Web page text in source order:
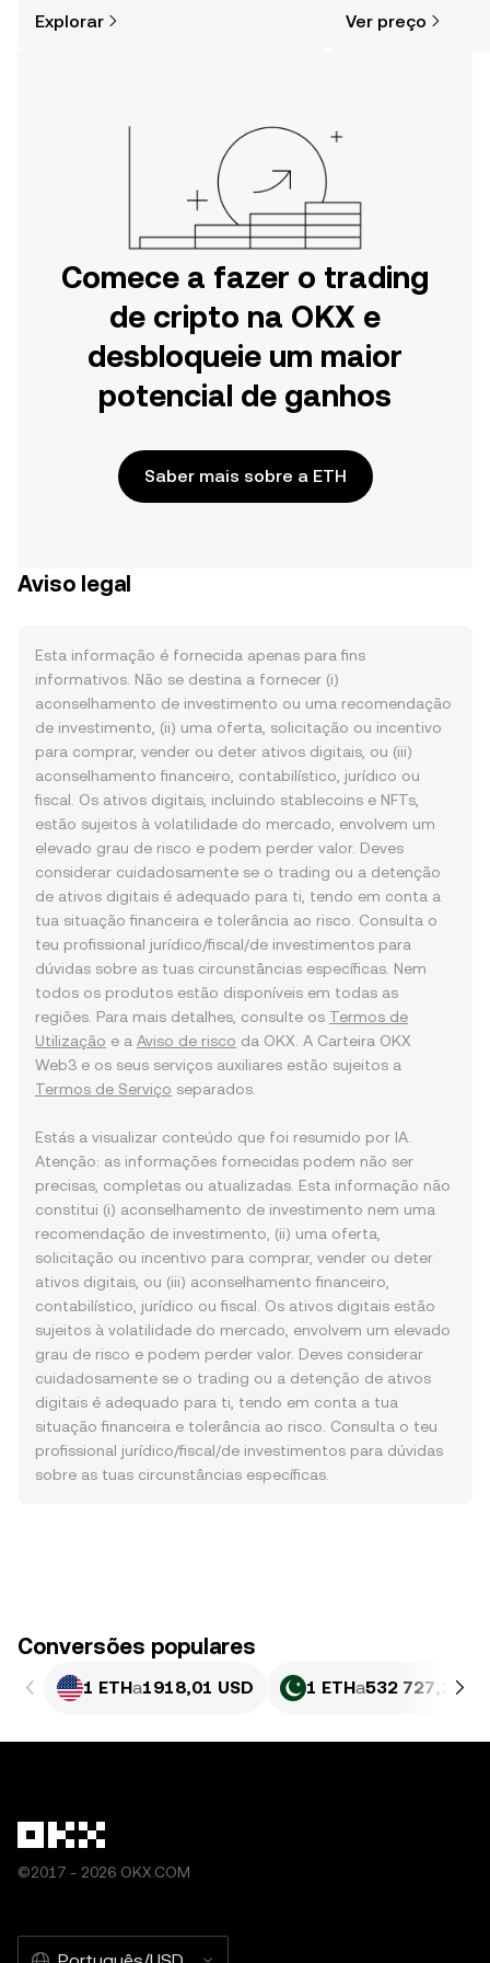
Começa a tua viagem na aplicação
Explorar
mais.
Ver preço
Comece a fazer o trading
de cripto na OKX e
desbloqueie um maior
potencial de ganhos
Saber mais sobre a ETH
Aviso legal
Esta informação é fornecida apenas para fins
informativos. Não se destina a fornecer (i)
aconselhamento de investimento ou uma recomendação
de investimento, (ii) uma oferta, solicitação ou incentivo
para comprar, vender ou deter ativos digitais, ou (iii)
aconselhamento financeiro, contabilístico, jurídico ou
fiscal. Os ativos digitais, incluindo stablecoins e NFTs,
estão sujeitos à volatilidade do mercado, envolvem um
elevado grau de risco e podem perder valor. Deves
considerar cuidadosamente se o trading ou a detenção
de ativos digitais é adequado para ti, tendo em conta a
tua situação financeira e tolerância ao risco. Consulta o
teu profissional jurídico/fiscal/de investimentos para
dúvidas sobre as tuas circunstâncias específicas. Nem
todos os produtos estão disponíveis em todas as
regiões. Para mais detalhes, consulte os Termos de
Utilização e a Aviso de risco da OKX. A Carteira OKX
Web3 e os seus serviços auxiliares estão sujeitos a
Termos de Serviço separados.
Estás a visualizar conteúdo que foi resumido por IA.
Atenção: as informações fornecidas podem não ser
precisas, completas ou atualizadas. Esta informação não
constitui (i) aconselhamento de investimento nem uma
recomendação de investimento, (ii) uma oferta,
solicitação ou incentivo para comprar, vender ou deter
ativos digitais, ou (iii) aconselhamento financeiro,
contabilístico, jurídico ou fiscal. Os ativos digitais estão
sujeitos à volatilidade do mercado, envolvem um elevado
grau de risco e podem perder valor. Deves considerar
cuidadosamente se o trading ou a detenção de ativos
digitais é adequado para ti, tendo em conta a tua
situação financeira e tolerância ao risco. Consulta o teu
profissional jurídico/fiscal/de investimentos para dúvidas
sobre as tuas circunstâncias específicas.
Conversões populares
1 ETHa1918,01 USD 1 ETHa532 727,28
©2017 - 2026 OKX.COM